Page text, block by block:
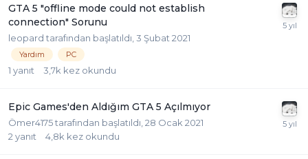
GTA 5 "offline mode could not establish
connection" Sorunu
leopard tarafından başlatıldı,3 Şubat 2021
Yardım PC
1 yanıt 3,7k kez okundu
Epic Games'den Aldığım GTA 5 Açılmıyor
Ömer4175tarafından başlatıldı,28 Ocak 2021
2yanıt 4,8k kez okundu